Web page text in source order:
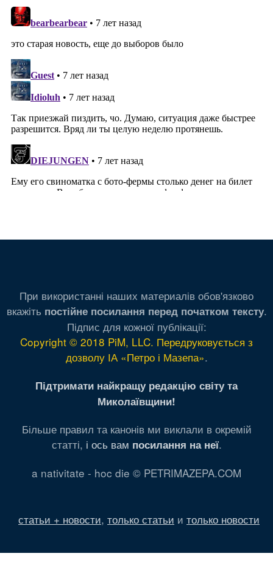
При використанні наших материалів обов'язково
вкажіть постійне посилання перед початком тексту.
Підпис для кожної публікації:
Copyright © 2018 PiM, LLC. Передруковується з
дозволу ІА «Петро і Мазепа».
Підтримати найкращу редакцію світу та
Миколаївщини!
Більше правил та канонів ми виклали в окремій
статті, і ось вам посилання на неї.
a nativitate - hoc die © PETRIMAZEPA.COM
статьи + новости, только статьи и только новости